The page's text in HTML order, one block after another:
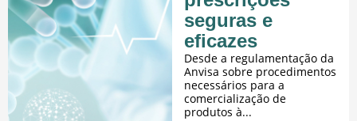
seguras e
eficazes
Desde a regulamentação da
Anvisa sobre procedimentos
necessários para a
comercialização de
produtos à...